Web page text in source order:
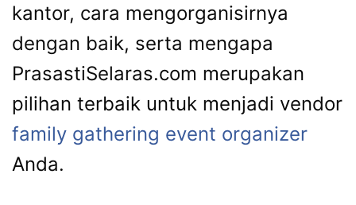
kantor, cara mengorganisirnya
dengan baik, serta mengapa
PrasastiSelaras.com merupakan
pilihan terbaik untuk menjadi vendor
family gathering event organizer
Anda.